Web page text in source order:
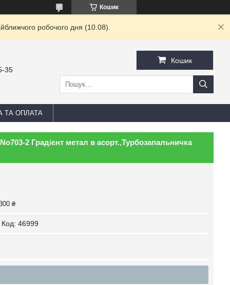
Кошик
робочого дня (10.08).
35
Кошик
ТА ОПЛАТА
2 Градієнт метал в асорт.,Турбозапальничка
₴
Код: 46999